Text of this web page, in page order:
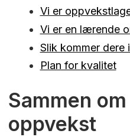
Vi er
Vi er en lærende
Slik kommer dere
Plan for kvalitet
Sammen
oppvekst